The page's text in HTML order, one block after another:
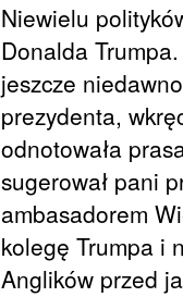
Niewielu
Donalda
jeszcze
prezydenta,
odnotowała
sugerował pani
ambasadorem
kolegę Trumpa i
Anglików przed